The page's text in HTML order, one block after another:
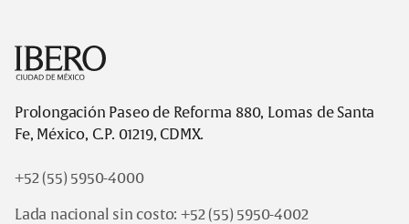
Prolongación Paseo de Reforma 880, Lomas de Santa
Fe, México, C.P. 01219, CDMX.
+52 (55) 5950-4000
Lada nacional sin costo: +52 (55) 5950-4002